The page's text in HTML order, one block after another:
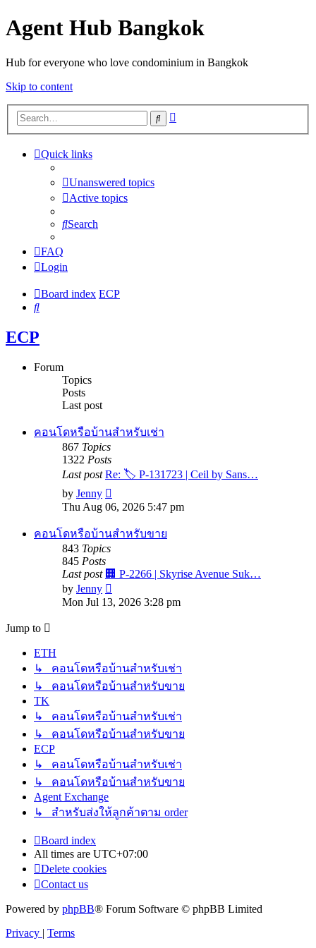
Agent Hub Bangkok
Hub for everyone who love condominium in Bangkok
Skip to content
Search
Quick links
Unanswered topics
Active topics
Search
FAQ
Login
Board index ECP
Search
ECP
Forum
Topics
Posts
Last post
คอนโดหรือบ้านสำหรับเช่า
867 Topics
1322 Posts
Last post Re: 🏷 P-131723 | Ceil by Sans…
by Jenny
the
latest
post
Thu Aug 06, 2026 5:47 pm
คอนโดหรือบ้านสำหรับขาย
843 Topics
845 Posts
Last post 🏢 P-2266 | Skyrise Avenue Suk…
by Jenny
the
latest
Mon Jul 13, 2026 3:28 pm
Jump to
ETH
↳ คอนโดหรือบ้านสำหรับเช่า
↳ คอนโดหรือบ้านสำหรับขาย
TK
↳ คอนโดหรือบ้านสำหรับเช่า
↳ คอนโดหรือบ้านสำหรับขาย
ECP
↳ คอนโดหรือบ้านสำหรับเช่า
↳ คอนโดหรือบ้านสำหรับขาย
Agent Exchange
↳ สำหรับส่งให้ลูกค้าตาม order
Board index
All times are UTC+07:00
Delete cookies
Contact us
Powered by phpBB® Forum Software © phpBB Limited
Privacy | Terms